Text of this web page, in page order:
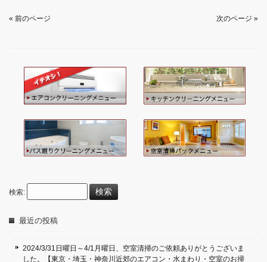
« 前のページ 次のページ »
検索:
最近の投稿
2024/3/31日曜日～4/1月曜日、空室清掃のご依頼ありがとうございま
した。【東京・埼玉・神奈川近郊のエアコン・水まわり・空室のお掃